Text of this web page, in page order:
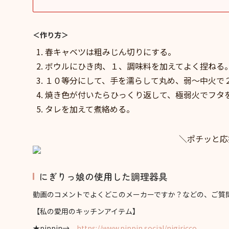
＜作り方＞
春キャベツは粗みじん切りにする。
ボウルにひき肉、１、調味料を加えてよく捏ねる
１０等分にして、手を濡らして丸め、弱〜中火で
焼き色が付いたらひっくり返して、極弱火でフ
タレを加えて煮絡める。
＼ポチッと
にぎりっ娘の使用した調理器具
動画のコメントでよくどこのメーカーですか？などの、ご
【私の愛用のキッチンアイテム】